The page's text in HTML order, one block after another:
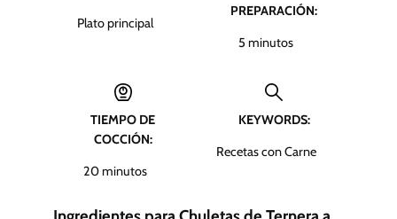
Plato principal
PREPARACIÓN:
5 m
t
s
minutos
TIEMPO DE
COCCIÓN:
20m
n
minutos
KEYWORDS:
Recetas con Carne